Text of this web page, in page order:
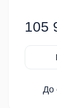
105
До